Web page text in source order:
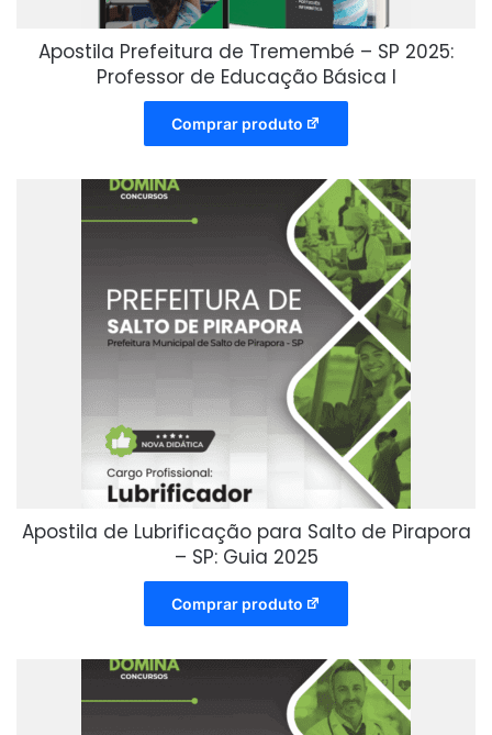
Apostila Prefeitura de Tremembé – SP 2025:
Professor de Educação Básica I
Comprar produto
Apostila de Lubrificação para Salto de Pirapora
– SP: Guia 2025
Comprar produto